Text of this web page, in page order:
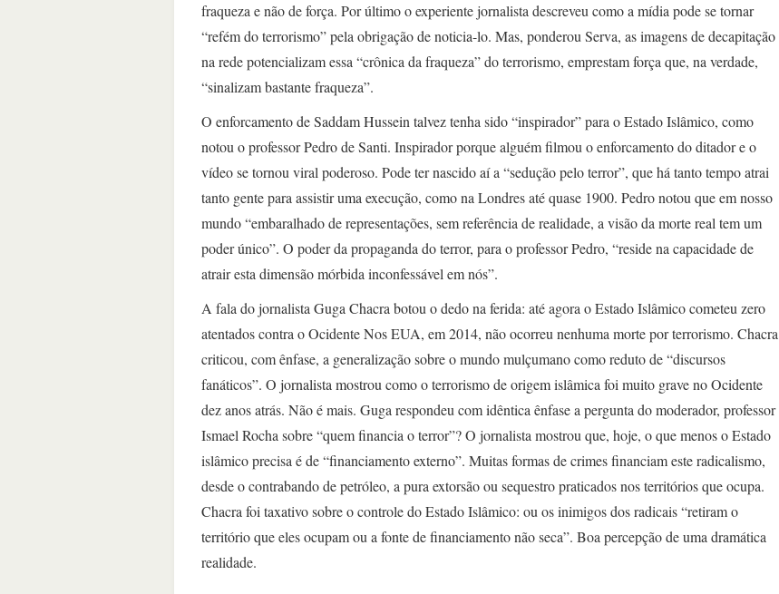
fraqueza e não de força. Por último o experiente jornalista descreveu como a mídia pode se tornar
“refém do terrorismo” pela obrigação de noticia-lo. Mas, ponderou Serva, as imagens de decapitação
na rede potencializam essa “crônica da fraqueza” do terrorismo, emprestam força que, na verdade,
“sinalizam bastante fraqueza”.
O enforcamento de Saddam Hussein talvez tenha sido “inspirador” para o Estado Islâmico, como
notou o professor Pedro de Santi. Inspirador porque alguém filmou o enforcamento do ditador e o
vídeo se tornou viral poderoso. Pode ter nascido aí a “sedução pelo terror”, que há tanto tempo atrai
tanto gente para assistir uma execução, como na Londres até quase 1900. Pedro notou que em nosso
mundo “embaralhado de representações, sem referência de realidade, a visão da morte real tem um
poder único”. O poder da propaganda do terror, para o professor Pedro, “reside na capacidade de
atrair esta dimensão mórbida inconfessável em nós”.
A fala do jornalista Guga Chacra botou o dedo na ferida: até agora o Estado Islâmico cometeu zero
atentados contra o Ocidente Nos EUA, em 2014, não ocorreu nenhuma morte por terrorismo. Chacra
criticou, com ênfase, a generalização sobre o mundo mulçumano como reduto de “discursos
fanáticos”. O jornalista mostrou como o terrorismo de origem islâmica foi muito grave no Ocidente
dez anos atrás. Não é mais. Guga respondeu com idêntica ênfase a pergunta do moderador, professor
Ismael Rocha sobre “quem financia o terror”? O jornalista mostrou que, hoje, o que menos o Estado
islâmico precisa é de “financiamento externo”. Muitas formas de crimes financiam este radicalismo,
desde o contrabando de petróleo, a pura extorsão ou sequestro praticados nos territórios que ocupa.
Chacra foi taxativo sobre o controle do Estado Islâmico: ou os inimigos dos radicais “retiram o
território que eles ocupam ou a fonte de financiamento não seca”. Boa percepção de uma dramática
realidade.